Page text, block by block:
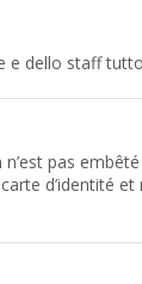
e dello staff
pas
d’identité et